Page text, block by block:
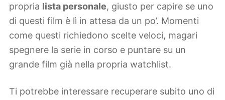
propria lista personale, giusto per capire se uno
di questi film è lì in attesa da un po’. Momenti
come questi richiedono scelte veloci, magari
spegnere la serie in corso e puntare su un
grande film già nella propria watchlist.
Ti potrebbe interessare recuperare subito uno di